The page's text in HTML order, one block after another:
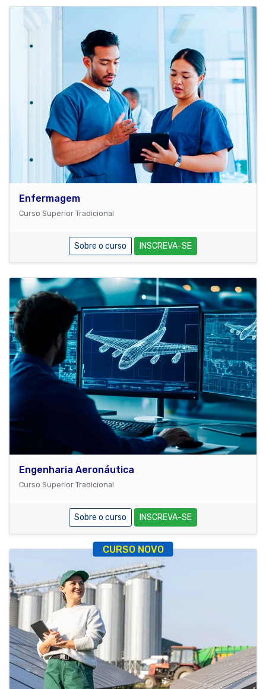
Enfermagem
Curso Superior Tradicional
Sobre o curso INSCREVA-SE
Engenharia Aeronáutica
Curso Superior Tradicional
Sobre o curso INSCREVA-SE
CURSO NOVO